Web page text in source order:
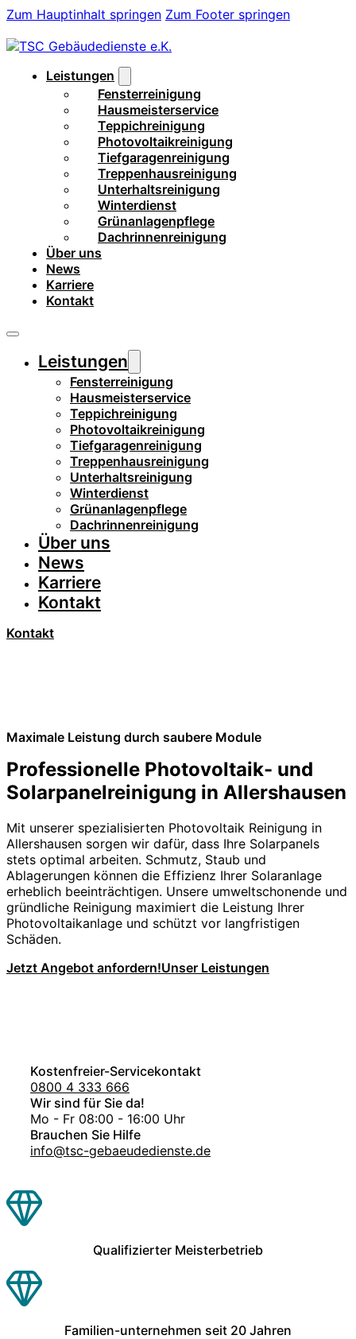
Zum Hauptinhalt springen Zum Footer springen
Leistungen
Fensterreinigung
Hausmeisterservice
Teppichreinigung
Photovoltaikreinigung
Tiefgaragenreinigung
Treppenhausreinigung
Unterhaltsreinigung
Winterdienst
Grünanlagenpflege
Dachrinnenreinigung
Über uns
News
Karriere
Kontakt
Leistungen
Fensterreinigung
Hausmeisterservice
Teppichreinigung
Photovoltaikreinigung
Tiefgaragenreinigung
Treppenhausreinigung
Unterhaltsreinigung
Winterdienst
Grünanlagenpflege
Dachrinnenreinigung
Über uns
News
Karriere
Kontakt
Kontakt
Maximale Leistung durch saubere Module
Professionelle Photovoltaik- und
Solarpanelreinigung in Allershausen
Mit unserer spezialisierten Photovoltaik Reinigung in
Allershausen sorgen wir dafür, dass Ihre Solarpanels
stets optimal arbeiten. Schmutz, Staub und
Ablagerungen können die Effizienz Ihrer Solaranlage
erheblich beeinträchtigen. Unsere umweltschonende und
gründliche Reinigung maximiert die Leistung Ihrer
Photovoltaikanlage und schützt vor langfristigen
Schäden.
Jetzt Angebot anfordern!Unser Leistungen
Kostenfreier-Servicekontakt
0800 4 333 666
Wir sind für Sie da!
Mo - Fr 08:00 - 16:00 Uhr
Brauchen Sie Hilfe
info@tsc-gebaeudedienste.de
Qualifizierter Meisterbetrieb
Familien-unternehmen seit 20 Jahren